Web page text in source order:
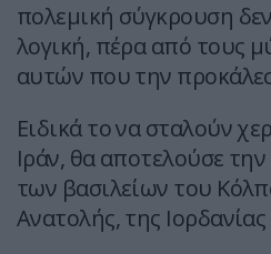
πολεμική σύγκρουση
λογική, πέρα από τους
αυτών που την
Ειδικά το να σταλούν
Ιράν, θα αποτελούσε
των βασιλείων του
Ανατολής, της